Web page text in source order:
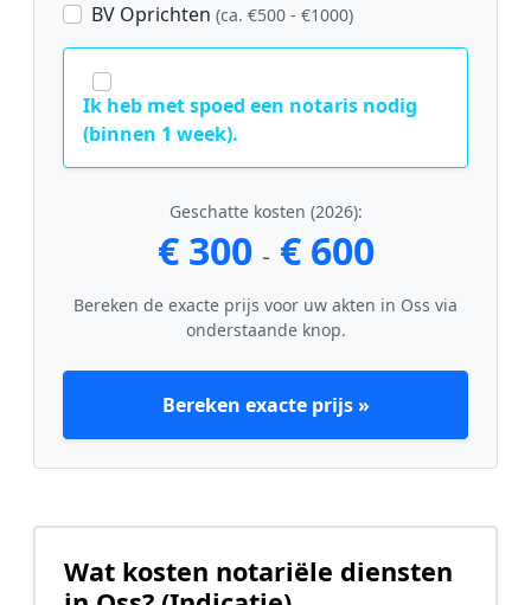
BV Oprichten (ca. €500 - €1000)
Ik heb met spoed een notaris nodig
(binnen 1 week).
Geschatte kosten (2026):
€ 300 - € 600
Bereken de exacte prijs voor uw akten in Oss via
onderstaande knop.
Bereken exacte prijs »
Wat kosten notariële diensten